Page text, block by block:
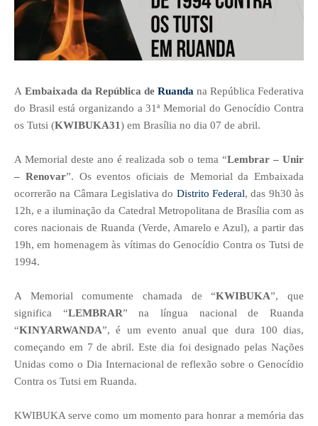
A Embaixada da República de Ruanda na República Federativa
do Brasil está organizando a 31ª Memorial do Genocídio Contra
os Tutsi (KWIBUKA31) em Brasília no dia 07 de abril.
A Memorial deste ano é realizada sob o tema “Lembrar – Unir
– Renovar”. Os eventos oficiais de Memorial da Embaixada
ocorrerão na Câmara Legislativa do Distrito Federal, das 9h30 às
12h, e a iluminação da Catedral Metropolitana de Brasília com as
cores nacionais de Ruanda (Verde, Amarelo e Azul), a partir das
19h, em homenagem às vítimas do Genocídio Contra os Tutsi de
1994.
A Memorial comumente chamada de “KWIBUKA”, que
significa “LEMBRAR” na língua nacional de Ruanda
“KINYARWANDA”, é um evento anual que dura 100 dias,
começando em 7 de abril. Este dia foi designado pelas Nações
Unidas como o Dia Internacional de reflexão sobre o Genocídio
Contra os Tutsi em Ruanda.
KWIBUKA serve como um momento para honrar a memória das